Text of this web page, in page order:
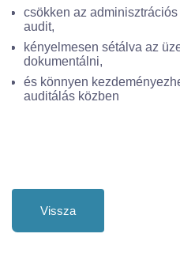
csökken az
audit,
kényelmesen sétálva az
dokumentálni,
és könnyen
auditálás közben
Vissza